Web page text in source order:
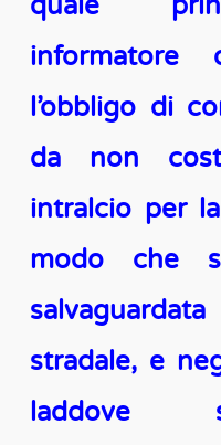
informatore
l’obbligo di
da non
intralcio per
modo che
stradale, e
laddove